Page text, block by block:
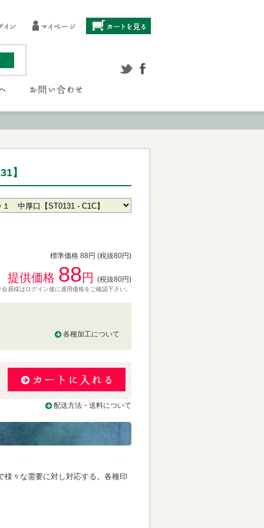
】
標準価格 88円 (税抜80円)
提供価格 88円 (税抜80円)
員様はログイン後に適用価格をご確認下さい。
各種加工について
配送方法・送料について
様々な需要に対し対応する。各種印